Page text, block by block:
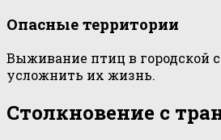
Опасные территории
Выживание птиц в городской
усложнить их жизнь.
Столкновение с